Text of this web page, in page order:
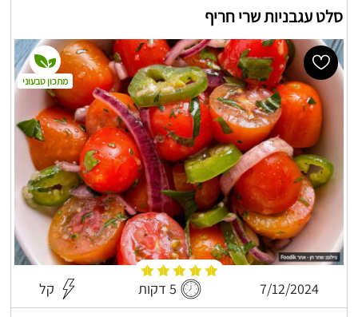
סלט עגבניות שרי חריף
7/12/2024 5 דקות קל
מתכון טבעוני